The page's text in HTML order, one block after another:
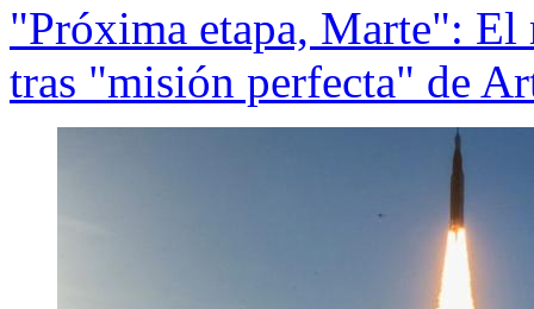
"Próxima etapa, Marte": El
tras "misión perfecta" de